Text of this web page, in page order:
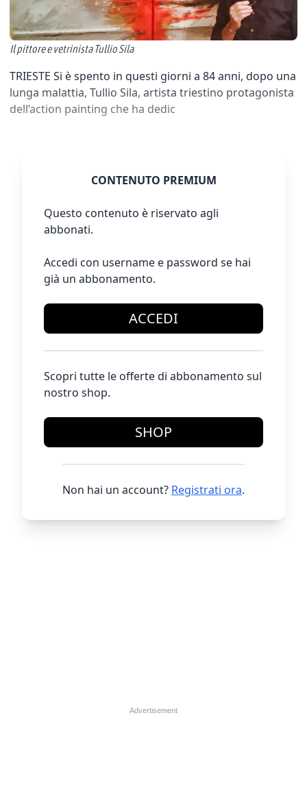
Il pittore e vetrinista Tullio Sila
TRIESTE Si è spento in questi giorni a 84 anni, dopo una
lunga malattia, Tullio Sila, artista triestino protagonista
dell’action painting che ha dedic
CONTENUTO PREMIUM
Questo contenuto è riservato agli
abbonati.
Accedi con username e password se hai
già un abbonamento.
ACCEDI
Scopri tutte le offerte di abbonamento sul
nostro shop.
SHOP
Non hai un account? Registrati ora.